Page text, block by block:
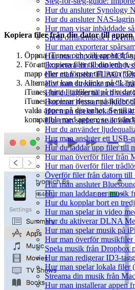
Hur du ansluter Synology
Hur du ansluter NAS-
Hur man visar inbäddade
Spela offlinemusik i
Hur man exporterar
Hur man importerar M3U-
Exportera din kompletta
Hur man spelar FLAC
Hur man streamar musik
Hur du lägger till och visar
Hur man lyssnar på
Hur man spelar lokal
Hur man spelar musik från
Hur du använder
Hur man ansluter ett USB-
Hur du laddar upp filer till
Hur man överför filer från
Hur man överför filer
Överför filer från datorn
Hur man ansluter
Hur man laddar ner musik
Hur du kopplar bort en
Hur man spelar in video
Hur du aktiverar DLNA
Hur man spelar musik på
Hur man överför
Spela musik från Dropbox
Hur man redigerar ID3-
Hur man spelar lokala filer
Streama din musik från
Hur man installerar appen
Kopiera filer från din dator till appen
Öppna iTunes och välj appen
För att kopiera filer till din enhet,
mapp eller ett fönster till listan
Alternativt kan du klicka på
iTunes, hitta ljudfilerna på din
iTunes kopierar dessa musikfiler
valda appen på din enhet. Se till
kompatibla med appen; se